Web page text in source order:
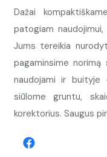
Dažai
patogiam
Jums tereikia
pagaminsime
naudojami ir buityje
siūlome gruntu,
korektorius. Saugus